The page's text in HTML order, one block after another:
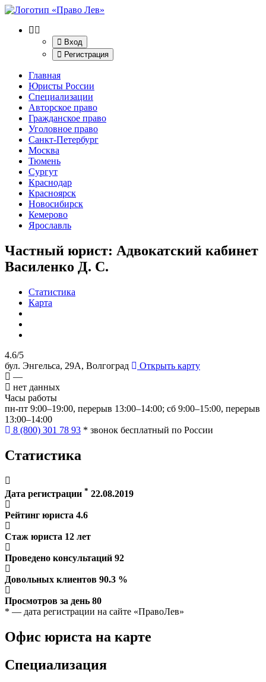
Вход
Регистрация
Главная
Юристы России
Специализации
Авторское право
Гражданское право
Уголовное право
Санкт-Петербург
Москва
Тюмень
Сургут
Краснодар
Красноярск
Новосибирск
Кемерово
Ярославль
Частный юрист: Адвокатский кабинет
Василенко Д. С.
Статистика
Карта
4.6/5
бул. Энгельса, 29А, Волгоград
Открыть карту
—
нет данных
Часы работы
пн-пт 9:00–19:00, перерыв 13:00–14:00; сб 9:00–15:00, перерыв
13:00–14:00
8 (800) 301 78 93 * звонок бесплатный по России
Статистика
Дата регистрации * 22.08.2019
Рейтинг юриста 4.6
Стаж юриста 12 лет
Проведено консультаций 92
Довольных клиентов 90.3 %
Просмотров за день 80
* — дата регистрации на сайте «ПравоЛев»
Офис юриста на карте
Специализация